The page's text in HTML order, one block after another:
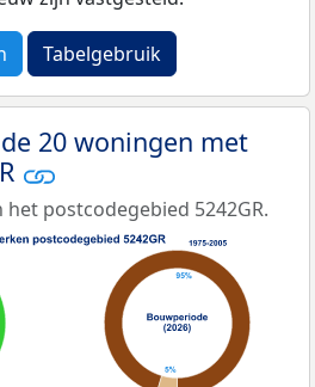
Tabelgebruik
20 woningen met
postcodegebied 5242GR.